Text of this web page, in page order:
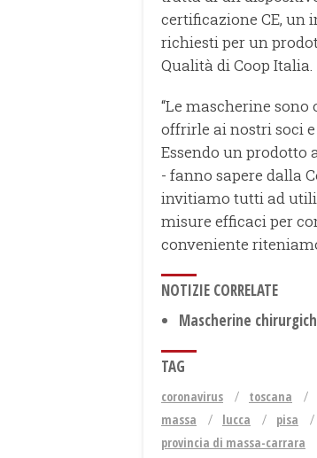
certificazione CE, un
richiesti per un
Qualità di Coop Italia.
“Le mascherine
offrirle ai nostri soci
Essendo un prodotto
- fanno sapere dalla
invitiamo tutti ad
misure efficaci per
conveniente
NOTIZIE CORRELATE
Mascherine
TAG
coronavirus toscana
massa
lucca pisa
provincia di massa-carrara